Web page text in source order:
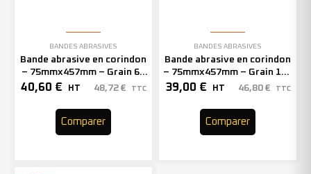
BANDES ABRASIVES
Bande abrasive en corindon
– 75mmx457mm – Grain 60
– 301409 (x20)
40,60 € HT 48,72 € TTC
Comparer
BANDES ABRASIVES
Bande abrasive en corindon
– 75mmx457mm – Grain 150
– 301413 (x20)
39,00 € HT 46,80 € TTC
Comparer